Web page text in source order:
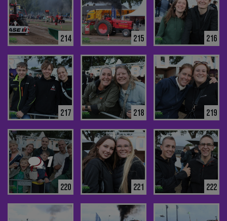
214 215 216
217 218 219
1
220 221 222